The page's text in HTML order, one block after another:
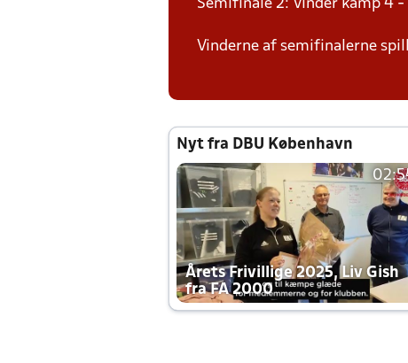
Semifinale 2: Vinder kamp 4 -
Vinderne af semifinalerne
Nyt fra DBU København
Årets Frivillige 2025, Liv Gish
fra FA 2000